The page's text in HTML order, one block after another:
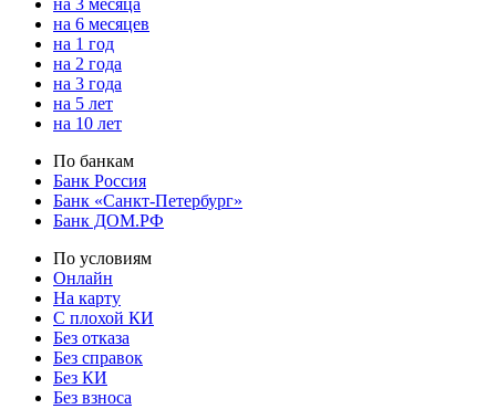
на 3 месяца
на 6 месяцев
на 1 год
на 2 года
на 3 года
на 5 лет
на 10 лет
По банкам
Банк Россия
Банк «Санкт-Петербург»
Банк ДОМ.РФ
По условиям
Онлайн
На карту
С плохой КИ
Без отказа
Без справок
Без КИ
Без взноса